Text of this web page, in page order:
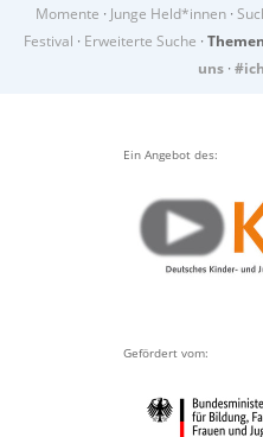
Momente · Junge Held*innen ·
Festival · Erweiterte Suche · Themen
uns ·
Ein Angebot des:
Gefördert vom: